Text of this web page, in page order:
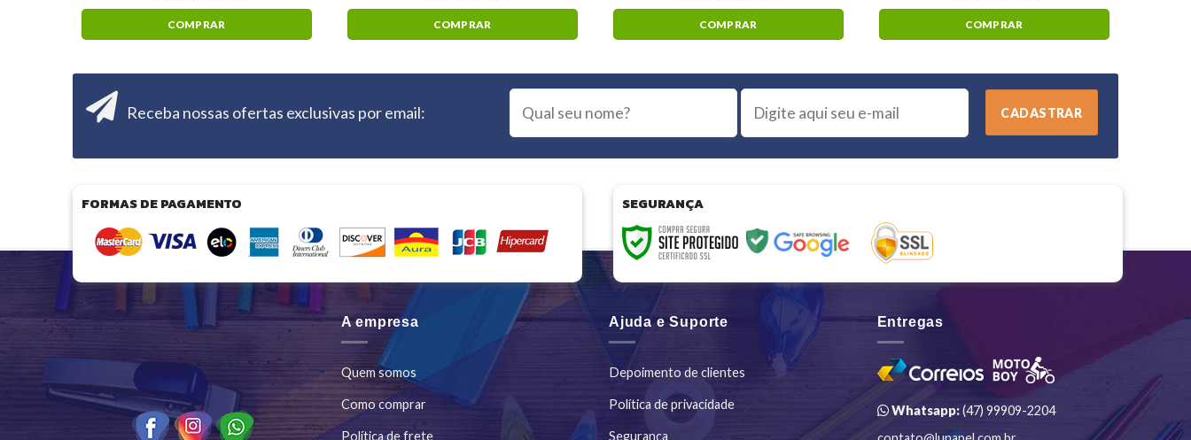
COMPRAR COMPRAR COMPRAR COMPRAR
Receba nossas ofertas exclusivas por email:
FORMAS DE PAGAMENTO SEGURANÇA
A empresa
Quem somos
Como comprar
Política de frete
Ajuda e Suporte
Depoimento de clientes
Política de privacidade
Segurança
Entregas
Whatsapp:(47) 99909-2204